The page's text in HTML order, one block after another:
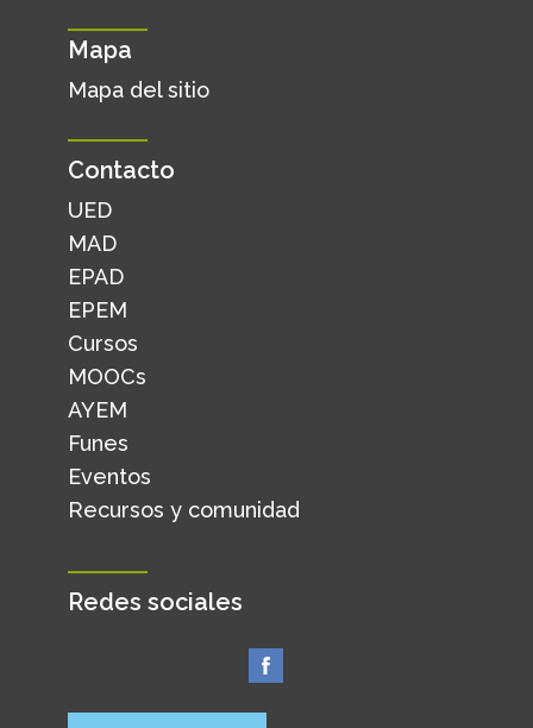
Mapa
Mapa del sitio
Contacto
UED
MAD
EPAD
EPEM
Cursos
MOOCs
AYEM
Funes
Eventos
Recursos y comunidad
Redes sociales